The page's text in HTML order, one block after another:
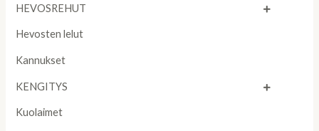
HEVOSREHUT
Hevosten lelut
Kannukset
KENGITYS
Kuolaimet